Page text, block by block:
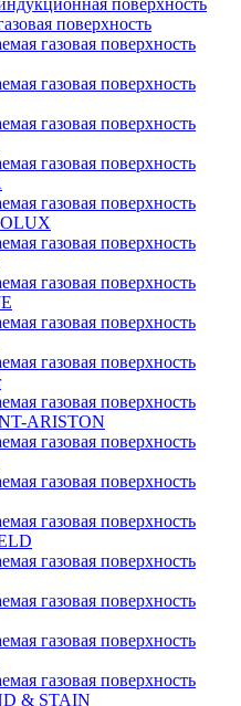
поверхность
поверхность
газовая поверхность
газовая поверхность
газовая поверхность
газовая поверхность
газовая поверхность
газовая поверхность
газовая поверхность
газовая поверхность
газовая поверхность
газовая поверхность
ARISTON
газовая поверхность
газовая поверхность
газовая поверхность
газовая поверхность
газовая поверхность
газовая поверхность
газовая поверхность
& STAIN